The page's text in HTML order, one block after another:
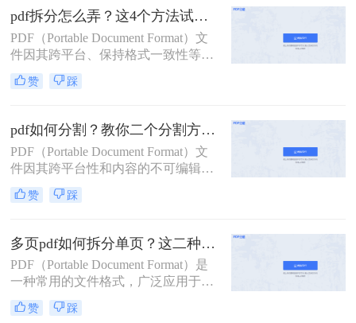
将一个大型PDF文件拆分成多个较小
的PDF文件，以便于传输、编辑或阅
读。那么pdf怎么拆分成多个pdf呢？
本文将介绍三种拆分PDF的方法，并
提供一些实用技巧。
pdf拆分怎么弄？这4个方法试试看吧！
PDF（Portable Document Format）文
件因其跨平台、保持格式一致性等特
点，在办公和学习中得到了广泛应
用。然而，有时我们需要将一个较大
于分享、管理或打印。那么pdf拆分怎
么弄呢？本文将详细介绍几种常见的
PDF拆分方法，帮助您轻松完成PDF
文件的拆分工作。
赞 踩
pdf如何分割？教你二个分割方法！
PDF（Portable Document Format）文
件因其跨平台性和内容的不可编辑
性，在日常工作和学习中得到了广泛
应用。然而，有时我们需要将较大的
便于管理、传输或打印。那么pdf如何
分割呢？本文将详细介绍几种PDF分
割的方法，帮助您轻松完成这一任
务。
赞 踩
多页pdf如何拆分单页？这二种方法可以有效解决你的问题！
PDF（Portable Document Format）是
一种常用的文件格式，广泛应用于文
档分享、电子书、合同签署等领域。
然而，有时我们可能需要将一个包含
赞 踩